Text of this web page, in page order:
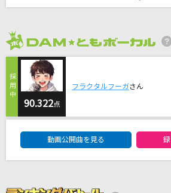
Novelbright
[生音]ボクノート
[生音]Happiness
嵐(アラシ)
[生音]天城越え
石川さゆり
wacci
90.322点
フラクタルフーガさん
動画公開曲を見る